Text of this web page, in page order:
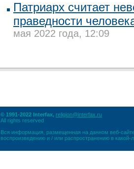
Патриарх считает
праведности
мая 2022 года, 12:09
© 1991-2022 Interfax, religion@interfax.ru
All rights reserved
Вся информация, размещенная на данном веб-
воспроизведению и / или распространению в